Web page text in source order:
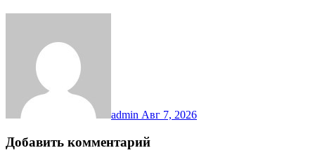
admin Авг 7, 2026
Добавить комментарий